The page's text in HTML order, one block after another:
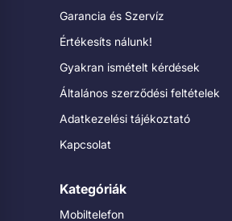
Garancia és Szervíz
Értékesíts nálunk!
Gyakran ismételt kérdések
Általános szerződési feltételek
Adatkezelési tájékoztató
Kapcsolat
Kategóriák
Mobiltelefon